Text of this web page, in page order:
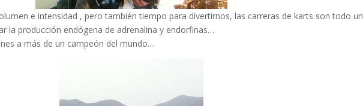
e intensidad , pero también tiempo para divertirnos, las carreras de karts son todo un
la producción endógena de adrenalina y endorfinas…
a más de un campeón del mundo…